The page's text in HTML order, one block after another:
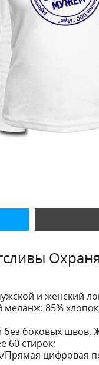
и женский
85%
боковых
60 стирок;
Прямая цифровая